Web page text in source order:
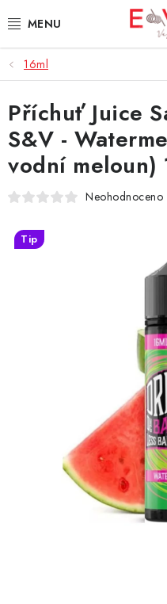
na
3D TISK
TIPY ZA DOBROU CENU
AROMATA A PŘÍCHUTĚ
BÁZE
E-LIQUIDY
ATOMIZÉRY A CARTRIDGE
BATERIE A NABÍJEČKY
16ml
Příchuť Juice
S&V -
vodní meloun)
Neohodnoceno
Tip